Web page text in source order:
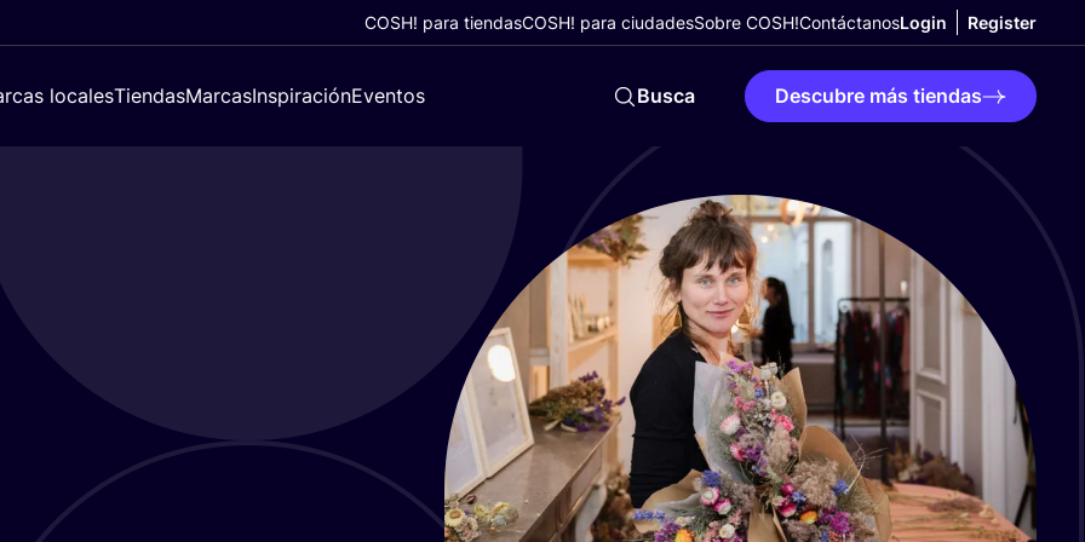
COSH! para tiendasCOSH! para ciudadesSobre COSH!ContáctanosLogin Register
localesTiendasMarcasInspiraciónEventos Busca Descubre más tiendas